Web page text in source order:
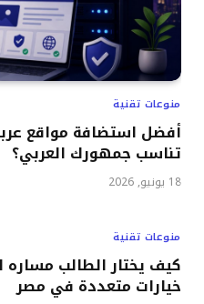
منوعات تقنية
أفضل استضافة مواقع
تناسب جمهورك العربي؟
18 يونيو, 2026
منوعات تقنية
كيف يختار الطالب
خيارات متعددة في مصر